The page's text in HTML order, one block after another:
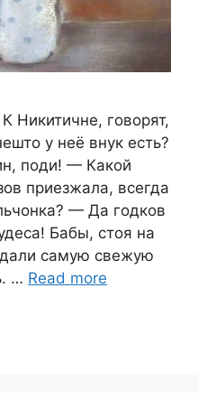
Никитичне, говорят,
у неё внук есть?
поди! — Какой
приезжала, всегда
— Да годков
Бабы, стоя на
самую свежую
… Read more